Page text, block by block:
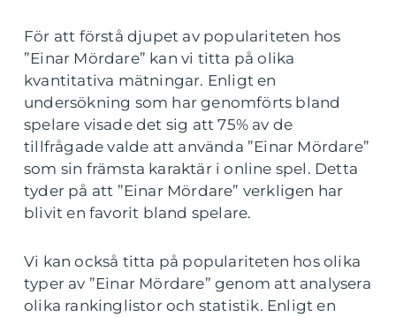
För att förstå djupet av populariteten hos
”Einar Mördare” kan vi titta på olika
kvantitativa mätningar. Enligt en
undersökning som har genomförts bland
spelare visade det sig att 75% av de
tillfrågade valde att använda ”Einar Mördare”
som sin främsta karaktär i online spel. Detta
tyder på att ”Einar Mördare” verkligen har
blivit en favorit bland spelare.
Vi kan också titta på populariteten hos olika
typer av ”Einar Mördare” genom att analysera
olika rankinglistor och statistik. Enligt en